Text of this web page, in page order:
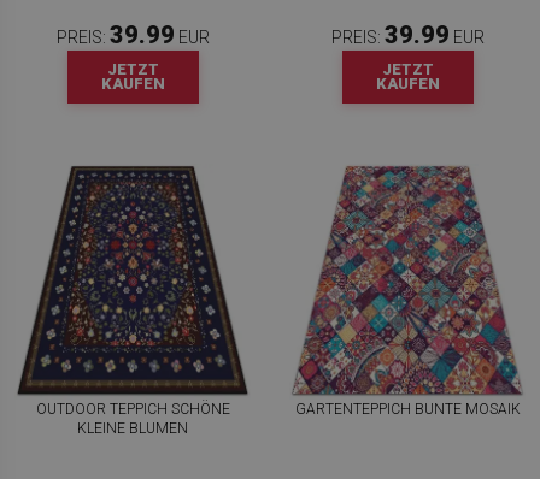
PREIS: 39.99 EUR
JETZT
KAUFEN
PREIS: 39.99 EUR
JETZT
KAUFEN
OUTDOOR TEPPICH SCHÖNE
KLEINE BLUMEN
GARTENTEPPICH BUNTE MOSAIK